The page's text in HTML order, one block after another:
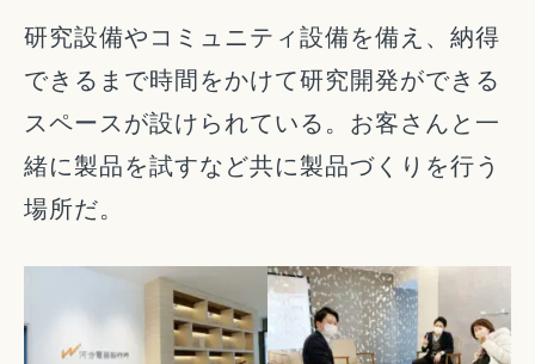
研究設備やコミュニティ設備を備え、納得
できるまで時間をかけて研究開発ができる
スペースが設けられている。お客さんと一
緒に製品を試すなど共に製品づくりを行う
場所だ。